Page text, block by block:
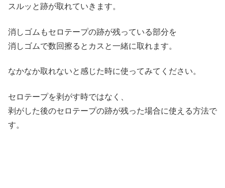
スルッと跡が取れていきます。
消しゴムもセロテープの跡が残っている部分を
消しゴムで数回擦るとカスと一緒に取れます。
なかなか取れないと感じた時に使ってみてください。
セロテープを剥がす時ではなく、
剥がした後のセロテープの跡が残った場合に使える方法で
す。